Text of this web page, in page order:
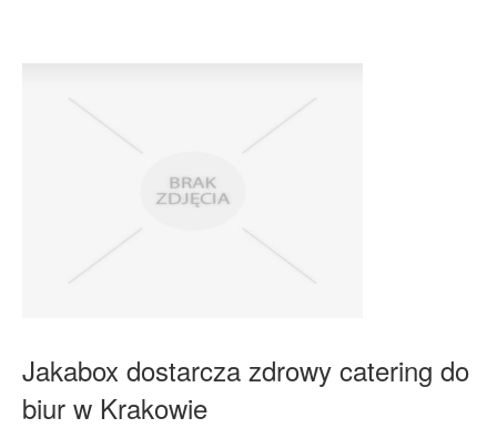
Jakabox dostarcza zdrowy catering do
biur w Krakowie